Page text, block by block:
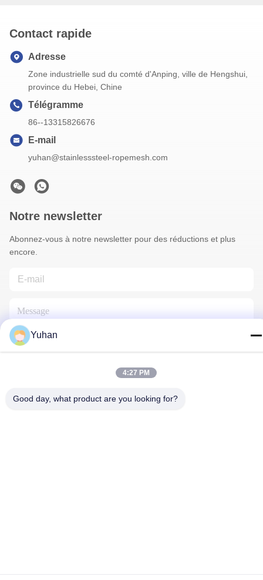
Contact rapide
Adresse
Zone industrielle sud du comté d'Anping, ville de Hengshui,
province du Hebei, Chine
Télégramme
86--13315826676
E-mail
yuhan@stainlesssteel-ropemesh.com
Notre newsletter
Abonnez-vous à notre newsletter pour des réductions et plus
encore.
Yuhan
4:27 PM
Good day, what product are you looking for?